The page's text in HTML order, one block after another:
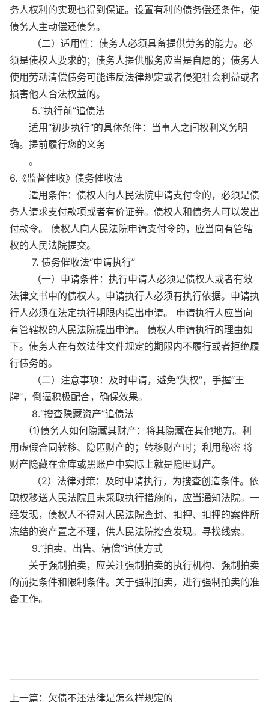
务人权利的实现也得到保证。设置有利的债务偿还条件，使
债务人主动偿还债务。
（二）适用性：债务人必须具备提供劳务的能力。必
须是债权人要求的；债务人提供服务应当是自愿的；债务人
使用劳动清偿债务可能违反法律规定或者侵犯社会利益或者
损害他人合法权益的。
5.“执行前”追债法
适用“初步执行”的具体条件：当事人之间权利义务明
确。提前履行您的义务
。
6.《监督催收》债务催收法
适用条件：债权人向人民法院申请支付令的，必须是债
务人请求支付款项或者有价证券。债权人和债务人可以发出
付款令。 债权人向人民法院申请支付令的，应当向有管辖
权的人民法院提交。
7. 债务催收法“申请执行”
（一）申请条件：执行申请人必须是债权人或者有效
法律文书中的债权人。申请执行人必须有执行依据。申请执
行人必须在法定执行期限内提出申请。 申请执行人应当向
有管辖权的人民法院提出申请。 债权人申请执行的理由如
下。债务人在有效法律文件规定的期限内不履行或者拒绝履
行债务的。
（二）注意事项：及时申请，避免“失权”，手握“王
牌”，倒逼积极配合，确保效果。
8.“搜查隐藏资产”追债法
(1)债务人如何隐藏其财产：将其隐藏在其他地方。利
用虚假合同转移、隐匿财产的；转移财产时；利用秘密 将
财产隐藏在金库或黑账户中实际上就是隐匿财产。
（2）法律对策：及时申请执行，为搜查创造条件。依
职权移送人民法院且未采取执行措施的，应当通知法院。一
经发现，债权人不得对人民法院查封、扣押、扣押的案件所
冻结的资产置之不理，供人民法院搜查发现。寻找线索。
9.“拍卖、出售、清偿”追债方式
关于强制拍卖，应关注强制拍卖的执行机构、强制拍卖
的前提条件和限制条件。关于强制拍卖，进行强制拍卖的准
备工作。
上一篇： 欠债不还法律是怎么样规定的